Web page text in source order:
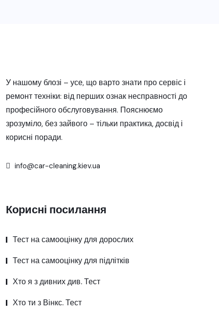
У нашому блозі – усе, що варто знати про сервіс і
ремонт техніки: від перших ознак несправності до
професійного обслуговування. Пояснюємо
зрозуміло, без зайвого – тільки практика, досвід і
корисні поради.
info@car-cleaning.kiev.ua
Корисні посилання
Тест на самооцінку для дорослих
Тест на самооцінку для підлітків
Хто я з дивних див. Тест
Хто ти з Вінкс. Тест